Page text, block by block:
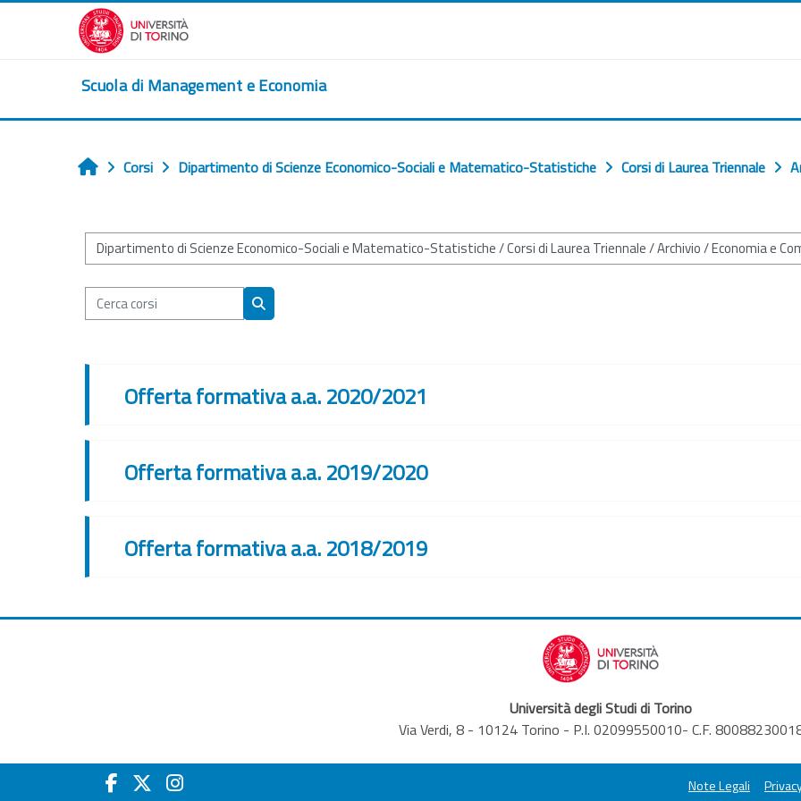
Vai al contenuto principale
Scuola di Management e Economia
Home
Corsi Dipartimento di Scienze Economico-Sociali e Matematico-Statistiche Corsi di Laurea Triennale
Categorie di corso
Cerca corsi
Cerca corsi
Offerta formativa a.a. 2020/2021
Offerta formativa a.a. 2019/2020
Offerta formativa a.a. 2018/2019
Università degli Studi di Torino
Via Verdi, 8 - 10124 Torino - P.I. 02099550010- C.F.
Note Legali